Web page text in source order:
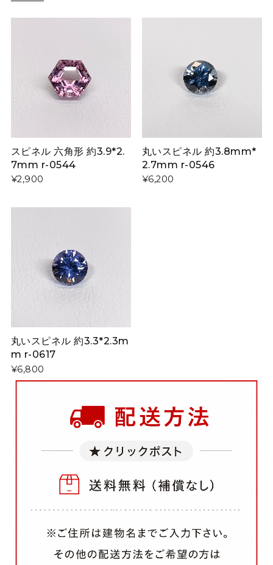
スピネル 六角形 約3.9*2.
7mm r-0544
¥2,900
丸いスピネル 約3.8mm*
2.7mm r-0546
¥6,200
丸いスピネル 約3.3*2.3m
m r-0617
¥6,800